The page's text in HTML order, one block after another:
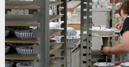
Association
Contact
Album
Adhérer